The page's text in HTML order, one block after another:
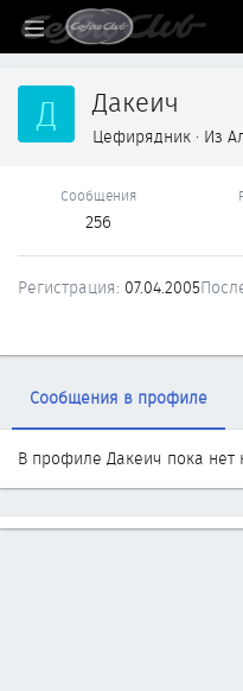
Д Дакеич
Цефирядник · Из
Сообщения
256
Регистрация 07.04.2005
Сообщения в профиле
В профиле Дакеич пока нет